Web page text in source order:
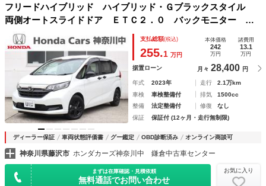
フリードハイブリッド ハイブリッド・Ｇブラックスタイル
両側オートスライドドア ＥＴＣ２．０ バックモニター 禁
煙車 フルセグＴＶ ワンオーナー車 ＬＥＤライト ＵＳ
Ｂ シートヒーター 衝突被害軽減ブレーキ スマートキー
ドラレコ 三列シート 盗難防止装置
支払総額(税込)
255.1 万円
本体価格
242
万円
諸費用
13.1
万円
据置ローン 月々 28,400 円
年式 2023年 走行
2.1万km
車検
車検整備付 排気
1500cc
整備
法定整備付 修復
なし
保証
保証付 (12ヶ月・走行無制限)
ディーラー保証 車両状態評価書 グー鑑定 OBD診断済み オンライン商談可
神奈川県藤沢市 ホンダカーズ神奈川中 鎌倉中古車センター
まずは在庫確認・見積依頼
無料通話でお問い合わせ
お気に入り